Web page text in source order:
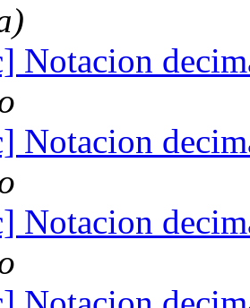
Notacion
Notacion
Notacion